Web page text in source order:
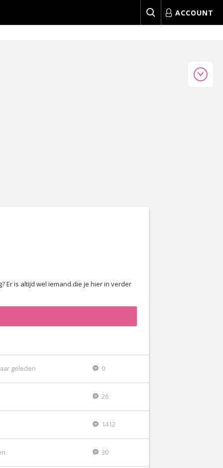
ACCOUNT
Er is altijd wel iemand die je hier in verder
geleden 0
26
1412
30